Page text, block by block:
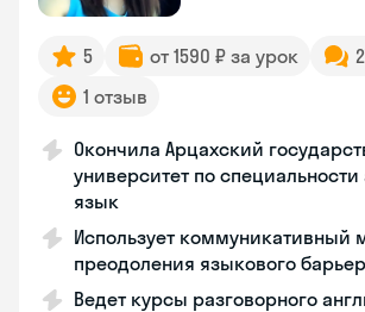
5 от 1590 ₽ за урок
1 отзыв
Окончила Арцахский
университет по
язык
Использует коммуникативный
преодоления языкового
Ведет курсы разговорного